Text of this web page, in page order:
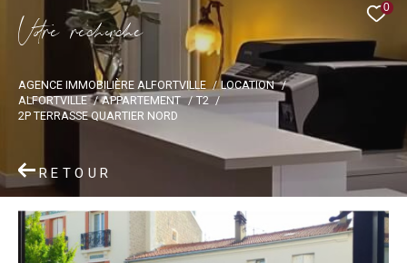
0
Vore recece
AGENCE IMMOBILIÈRE ALFORTVILLE
LOCATION
ALFORTVILLE
APPARTEMENT
T2
2P TERRASSE QUARTIER NORD
RETOUR